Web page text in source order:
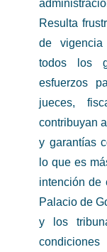
Resulta
de vigencia
todos los
esfuerzos
jueces,
contribuyan
y garantías
lo que es
intención de
Palacio de
y los